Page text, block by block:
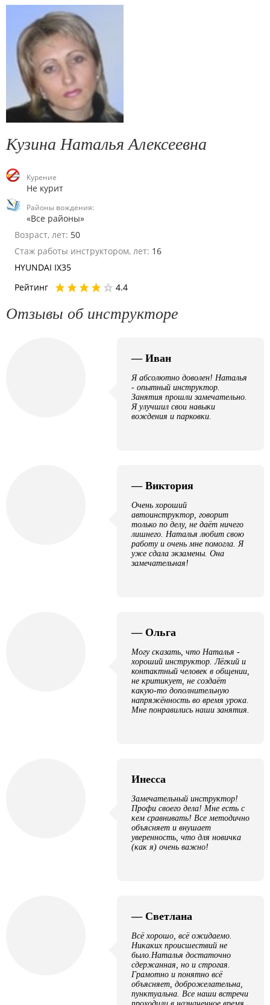
Кузина Наталья Алексеевна
Курение
Не курит
Районы вождения:
«Все районы»
Возраст, лет: 50
Стаж работы инструктором, лет: 16
HYUNDAI IX35
Рейтинг
4.4
Отзывы об инструкторе
— Иван
Я абсолютно доволен! Наталья
- опытный инструктор.
Занятия прошли замечательно.
Я улучшил свои навыки
вождения и парковки.
— Виктория
Очень хороший
автоинструктор, говорит
только по делу, не даёт ничего
лишнего. Наталья любит свою
работу и очень мне помогла. Я
уже сдала экзамены. Она
замечательная!
— Ольга
Могу сказать, что Наталья -
хороший инструктор. Лёгкий и
контактный человек в общении,
не критикует, не создаёт
какую-то дополнительную
напряжённость во время урока.
Мне понравились наши занятия.
Инесса
Замечательный инструктор!
Профи своего дела! Мне есть с
кем сравнивать! Все методично
объясняет и внушает
уверенность, что для новичка
(как я) очень важно!
— Светлана
Всё хорошо, всё ожидаемо.
Никаких происшествий не
было.Наталья достаточно
сдержанная, но и строгая.
Грамотно и понятно всё
объясняет, доброжелательна,
пунктуальна. Все наши встречи